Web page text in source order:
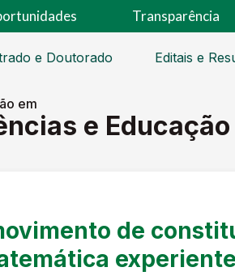
Transparência
e Doutorado Editais e
em
e
de